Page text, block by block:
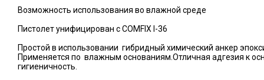
Возможность использования во влажной среде
Пистолет унифицирован с COMFIX I-36
Простой в использовании гибридный химический анкер
Применяется по влажным основаниям.Отличная адгезия к
гигиеничность.